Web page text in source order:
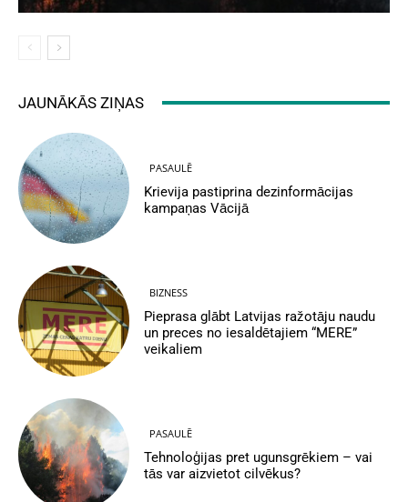
JAUNĀKĀS ZIŅAS
PASAULĒ
Krievija pastiprina dezinformācijas
kampaņas Vācijā
BIZNESS
Pieprasa glābt Latvijas ražotāju naudu
un preces no iesaldētajiem “MERE”
veikaliem
PASAULĒ
Tehnoloģijas pret ugunsgrēkiem – vai
tās var aizvietot cilvēkus?